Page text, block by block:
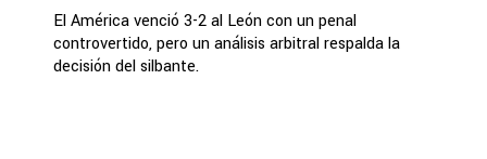
El América venció 3-2 al León con un penal
controvertido, pero un análisis arbitral respalda la
decisión del silbante.